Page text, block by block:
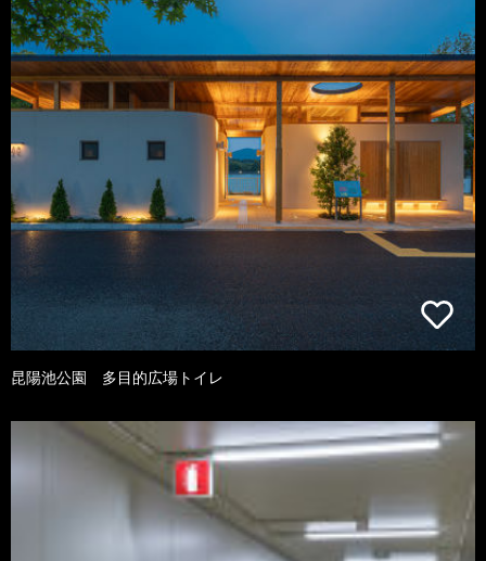
昆陽池公園 多目的広場トイレ